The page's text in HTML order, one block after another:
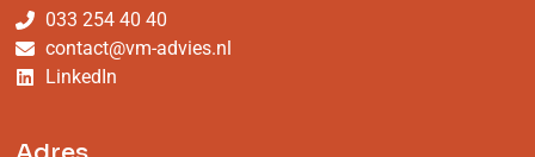
033 254 40 40
contact@vm-advies.nl
LinkedIn